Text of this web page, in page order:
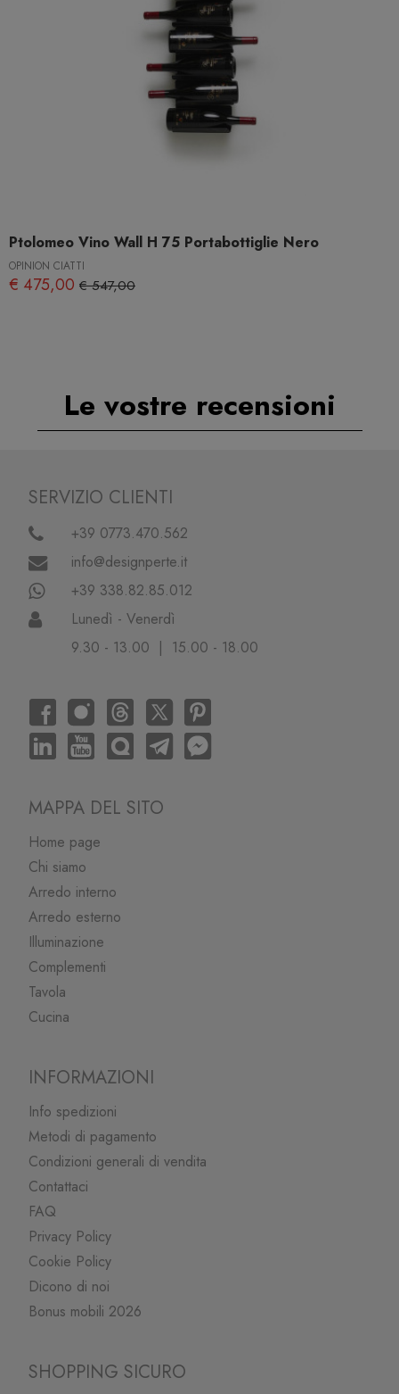
Ptolomeo Vino Wall H 75 Portabottiglie Nero
OPINION CIATTI
€ 475,00 € 547,00
Le vostre recensioni
SERVIZIO CLIENTI
+39 0773.470.562
info@designperte.it
+39 338.82.85.012
Lunedì - Venerdì
9.30 - 13.00 | 15.00 - 18.00
MAPPA DEL SITO
Home page
Chi siamo
Arredo interno
Arredo esterno
Illuminazione
Complementi
Tavola
Cucina
INFORMAZIONI
Info spedizioni
Metodi di pagamento
Condizioni generali di vendita
Contattaci
FAQ
Privacy Policy
Cookie Policy
Dicono di noi
Bonus mobili 2026
SHOPPING SICURO